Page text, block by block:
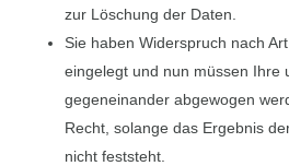
zur Löschung der Daten.
Sie haben Widerspruch nach
eingelegt und nun müssen Ihre
gegeneinander abgewogen
Recht, solange das Ergebnis
nicht feststeht.